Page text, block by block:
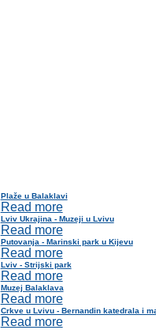
Plaže u Balaklavi
Read more
Lviv Ukrajina - Muzeji u Lvivu
Read more
Putovanja - Marinski park u Kijevu
Read more
Lviv - Strijski park
Read more
Muzej Balaklava
Read more
Crkve u Lvivu - Bernandin katedrala i
Read more